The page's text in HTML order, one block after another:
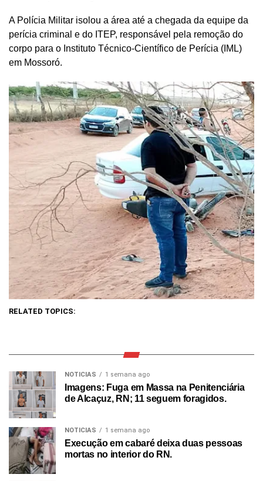
A Polícia Militar isolou a área até a chegada da equipe da
perícia criminal e do ITEP, responsável pela remoção do
corpo para o Instituto Técnico-Científico de Perícia (IML)
em Mossoró.
RELATED TOPICS:
NOTICIAS 1 semana ago
Imagens: Fuga em Massa na Penitenciária
de Alcaçuz, RN; 11 seguem foragidos.
NOTICIAS 1 semana ago
Execução em cabaré deixa duas pessoas
mortas no interior do RN.